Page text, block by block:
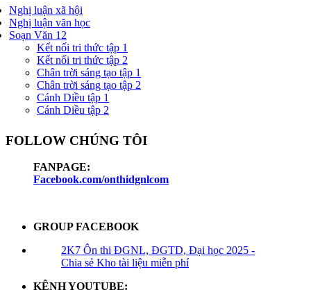
Nghị luận xã hội
Nghị luận văn học
Soạn Văn 12
Kết nối tri thức tập 1
Kết nối tri thức tập 2
Chân trời sáng tạo tập 1
Chân trời sáng tạo tập 2
Cánh Diều tập 1
Cánh Diều tập 2
FOLLOW CHÚNG TÔI
FANPAGE:
Facebook.com/onthidgnlcom
GROUP FACEBOOK
2K7 Ôn thi ĐGNL, ĐGTD, Đại học 2025 -
Chia sẻ Kho tài liệu miễn phí
KÊNH YOUTUBE: